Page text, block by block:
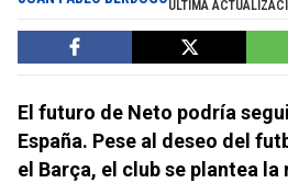
ÚLTIMA
El futuro de Neto podría
España. Pese al deseo del
el Barça, el club se plantea la